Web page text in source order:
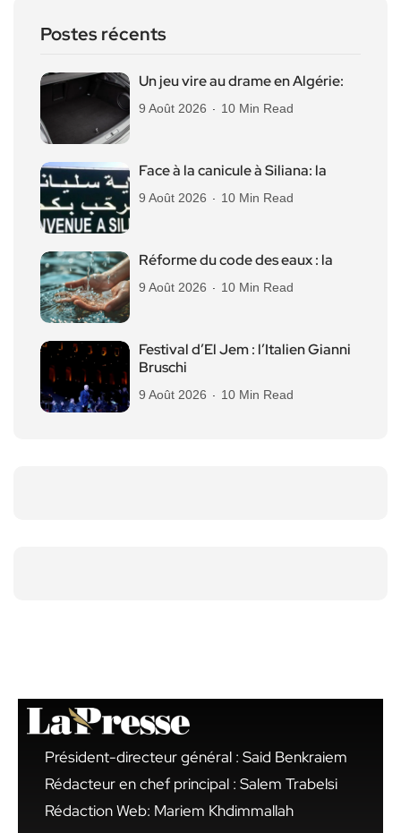
Postes récents
Un jeu vire au drame en Algérie:
9 Août 2026 10 Min Read
Face à la canicule à Siliana: la
9 Août 2026 10 Min Read
Réforme du code des eaux : la
9 Août 2026 10 Min Read
Festival d’El Jem : l’Italien Gianni
Bruschi
9 Août 2026 10 Min Read
Président-directeur général : Said Benkraiem
Rédacteur en chef principal : Salem Trabelsi
Rédaction Web: Mariem Khdimmallah